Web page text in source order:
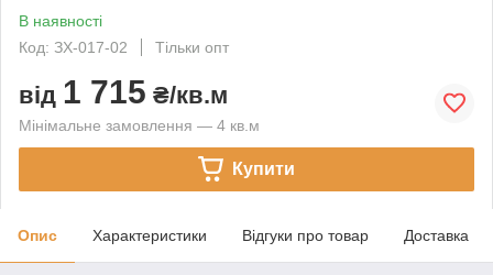
В наявності
Код: ЗХ-017-02
Тільки опт
від 1 715 ₴/кв.м
Мінімальне замовлення — 4 кв.м
Купити
Опис Характеристики Відгуки про товар Доставка